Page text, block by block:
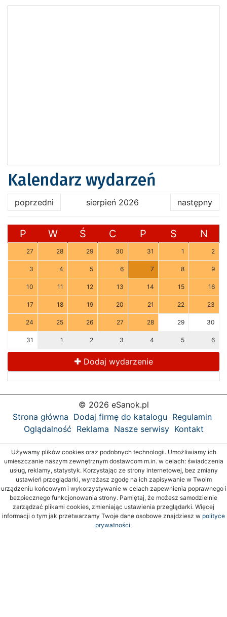
Kalendarz wydarzeń
poprzedni sierpień 2026 następny
P W Ś C P S N
27 28 29 30 31 1 2
3 4 5 6 7 8 9
10 11 12 13 14 15 16
17 18 19 20 21 22 23
24 25 26 27 28 29 30
31 1 2 3 4 5 6
Dodaj wydarzenie
© 2026 eSanok.pl
Strona główna Dodaj firmę do katalogu Regulamin
Oglądalność Reklama Nasze serwisy Kontakt
Używamy plików cookies oraz podobnych technologii. Umożliwiamy ich
umieszczanie naszym zewnętrznym dostawcom m.in. w celach: świadczenia
usług, reklamy, statystyk. Korzystając ze strony internetowej, bez zmiany
ustawień przeglądarki, wyrażasz zgodę na ich zapisywanie w Twoim
urządzeniu końcowym i wykorzystywanie w celach zapewnienia poprawnego i
bezpiecznego funkcjonowania strony. Pamiętaj, że możesz samodzielnie
zarządzać plikami cookies, zmieniając ustawienia przeglądarki. Więcej
informacji o tym jak przetwarzamy Twoje dane osobowe znajdziesz w polityce
prywatności.